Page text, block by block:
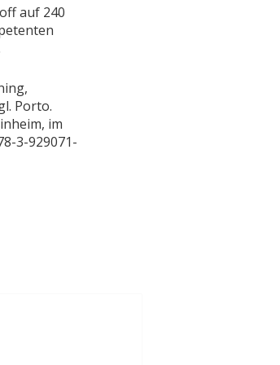
auf 240
Porto.
im
3-929071-